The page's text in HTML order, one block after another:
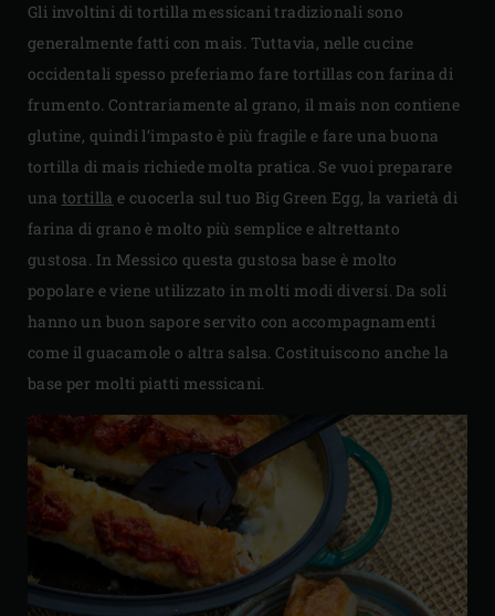
Gli involtini di tortilla messicani tradizionali sono
generalmente fatti con mais. Tuttavia, nelle cucine
occidentali spesso preferiamo fare tortillas con farina di
frumento. Contrariamente al grano, il mais non contiene
glutine, quindi l’impasto è più fragile e fare una buona
tortilla di mais richiede molta pratica. Se vuoi preparare
una tortilla e cuocerla sul tuo Big Green Egg, la varietà di
farina di grano è molto più semplice e altrettanto
gustosa. In Messico questa gustosa base è molto
popolare e viene utilizzato in molti modi diversi. Da soli
hanno un buon sapore servito con accompagnamenti
come il guacamole o altra salsa. Costituiscono anche la
base per molti piatti messicani.